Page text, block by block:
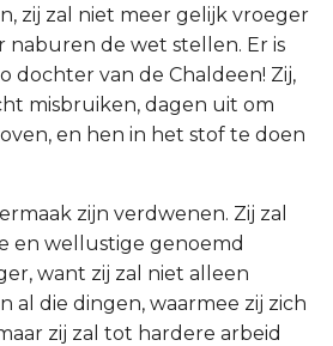
zij zal niet meer gelijk vroeger
naburen de wet stellen. Er is
dochter van de Chaldeen! Zij,
misbruiken, dagen uit om
en hen in het stof te doen
zijn verdwenen. Zij zal
en wellustige genoemd
want zij zal niet alleen
al die dingen, waarmee zij zich
zij zal tot hardere arbeid